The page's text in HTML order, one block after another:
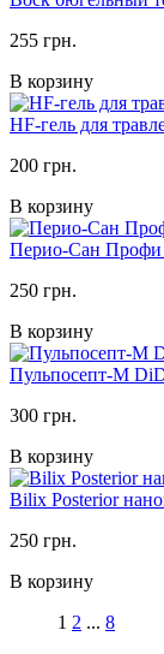
255 грн.
В корзину
HF-гель для
200 грн.
В корзину
Перио-Сан Профи
250 грн.
В корзину
Пульпосепт-М
300 грн.
В корзину
Bilix Posterior
250 грн.
В корзину
1 2 ... 8